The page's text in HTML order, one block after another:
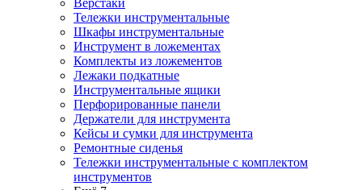
Верстаки
Тележки инструментальные
Шкафы инструментальные
Инструмент в ложементах
Комплекты из ложементов
Лежаки подкатные
Инструментальные ящики
Перфорированные панели
Держатели для инструмента
Кейсы и сумки для инструмента
Ремонтные сиденья
Тележки инструментальные с комплектом
инструментов